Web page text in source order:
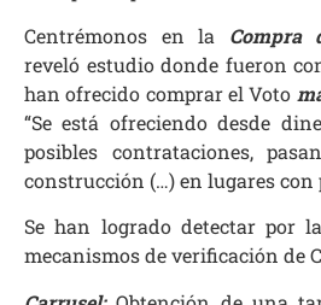
Centrémonos en la Compra
reveló estudio donde fueron
han ofrecido comprar el Voto
“Se está ofreciendo desde
posibles contrataciones,
construcción (…) en lugares con
Se han logrado detectar por
mecanismos de verificación de